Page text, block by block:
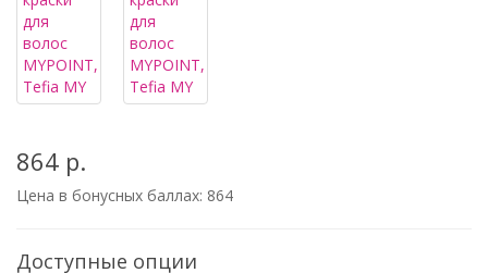
864 р.
Цена в бонусных баллах: 864
Доступные опции